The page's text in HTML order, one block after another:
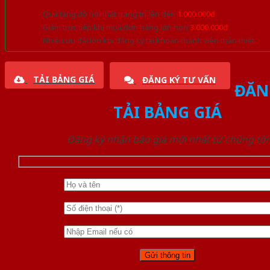
Quà tặng đồ nội thất trang trí lên đến 1.000.000đ
Giảm trực tiếp khi mua đơn hàng lớn hơn 3.000.000đ
Nhiều ưu đãi lớn khi đăng ký tài khoản thành viên thân thiết
TẢI BẢNG GIÁ ĐĂNG KÝ TƯ VẤN
TẢI BẢNG GIÁ
Đăng ký nhận báo giá mới nhất từ chúng tôi